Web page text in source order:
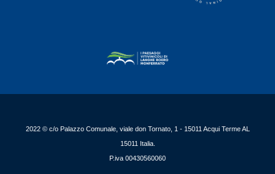
2022 © c/o Palazzo Comunale, viale don Tornato, 1 - 15011 Acqui Terme AL
15011 Italia.
P.iva 00430560060